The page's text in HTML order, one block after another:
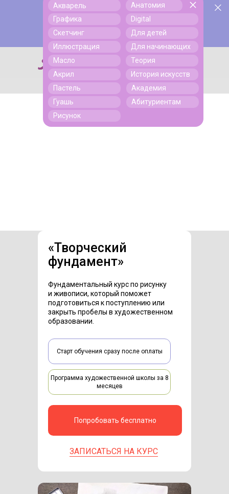
Поиск
Поиск
Акварель
Графика
Скетчинг
Иллюстрация
Масло
Акрил
Пастель
Гуашь
Рисунок
Анатомия
Digital
Для детей
Для начинающих
Теория
История искусств
Академия
Абитуриентам
«Творческий
фундамент»
Попробовать бесплатно
ЗАПИСАТЬСЯ НА КУРС
Фундаментальный курс по рисунку
и живописи, который поможет
подготовиться к поступлению или
закрыть пробелы в художественном
образовании.
Программа художественной школы за 8
месяцев
Старт обучения сразу после оплаты